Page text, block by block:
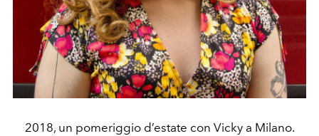
2018, un pomeriggio d’estate con Vicky a Milano.